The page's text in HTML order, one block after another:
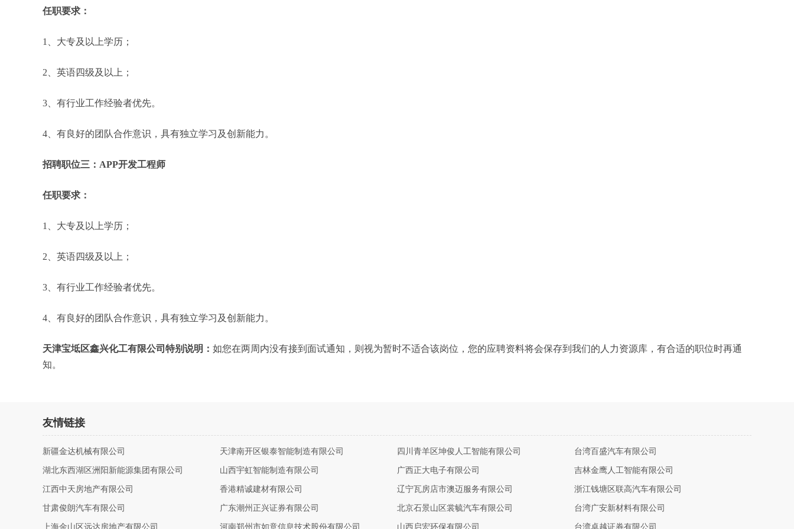
任职要求：
1、大专及以上学历；
2、英语四级及以上；
3、有行业工作经验者优先。
4、有良好的团队合作意识，具有独立学习及创新能力。
招聘职位三：APP开发工程师
任职要求：
1、大专及以上学历；
2、英语四级及以上；
3、有行业工作经验者优先。
4、有良好的团队合作意识，具有独立学习及创新能力。
天津宝坻区鑫兴化工有限公司特别说明： 如您在两周内没有接到面试通知，则视为暂时不适合该岗位，您的应聘资料将会保存到我们的人力资源库，有合适的职位时再通
知。
友情链接
新疆金达机械有限公司 天津南开区银泰智能制造有限公司 四川青羊区坤俊人工智能有限公司 台湾百盛汽车有限公司
湖北东西湖区洲阳新能源集团有限公司 山西宇虹智能制造有限公司 广西正大电子有限公司 吉林金鹰人工智能有限公司
江西中天房地产有限公司 香港精诚建材有限公司 辽宁瓦房店市澳迈服务有限公司 浙江钱塘区联高汽车有限公司
甘肃俊朗汽车有限公司 广东潮州正兴证券有限公司 北京石景山区裳毓汽车有限公司 台湾广安新材料有限公司
上海金山区远达房地产有限公司 河南郑州市如意信息技术股份有限公司 山西启宏环保有限公司 台湾卓越证券有限公司